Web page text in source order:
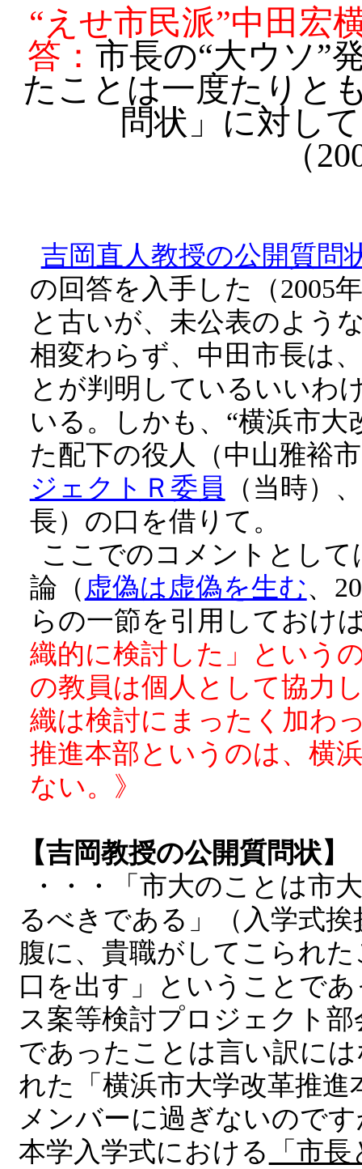
“えせ市民派”中田宏
答： 市長の“大ウソ”
たことは一度たりと
問状」に対し
（
吉岡直人教授の公開質問
の回答を入手した（2005
と古いが、未公表のよう
相変わらず、中田市長は
とが判明しているいいわ
いる。しかも、“横浜市
た配下の役人（中山雅裕
ジェクトＲ委員
（当時）
長）の口を借りて。
ここでのコメントとし
論（ 虚偽は虚偽を生む、
らの一節を引用しておけ
織的に検討した」という
の教員は個人として協力
織は検討にまったく加わ
推進本部というのは、横
ない。》
【吉岡教授の公開質問状】
・・・「市大のことは市
るべきである」（入学式
腹に、貴職がしてこられ
口を出す」ということで
ス案等検討プロジェクト
であったことは言い訳に
れた「横浜市大学改革推
メンバーに過ぎないので
本学入学式における
「市